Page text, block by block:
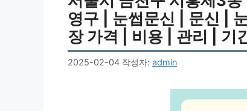
영구 | 눈썹문신 | 문신 |
장 가격 | 비용 | 관리 | 기
2025-02-04 작성자: admin